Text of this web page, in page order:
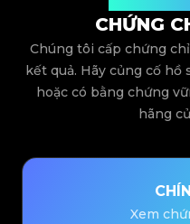
CHỨNG
Chúng tôi cấp chứng
kết quả. Hãy củng cố hồ
hoặc có bằng chứng
hãng
Xem